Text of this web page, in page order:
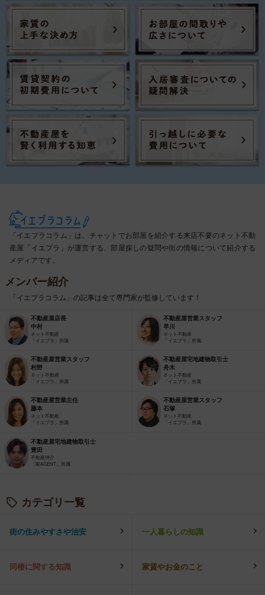
「イエプラコラム」は、チャットでお部屋を紹介する来店不要のネット不動
産屋「イエプラ」が運営する、部屋探しの疑問や街の情報について紹介する
メディアです。
メンバー紹介
「イエプラコラム」の記事は全て専門家が監修しています！
不動産屋店長
中村
ネット不動産
「イエプラ」所属
不動産屋営業スタッフ
早川
ネット不動産
「イエプラ」所属
不動産屋営業スタッフ
村野
ネット不動産
「イエプラ」所属
不動産屋宅地建物取引士
舟木
ネット不動産
「イエプラ」所属
不動産屋営業主任
藤本
ネット不動産
「イエプラ」所属
不動産屋営業スタッフ
石塚
ネット不動産
「イエプラ」所属
不動産屋宅地建物取引士
豊田
不動産仲介
「家AGENT」所属
カテゴリ一覧
街の住みやすさや治安 一人暮らしの知識
同棲に関する知識 家賃やお金のこと